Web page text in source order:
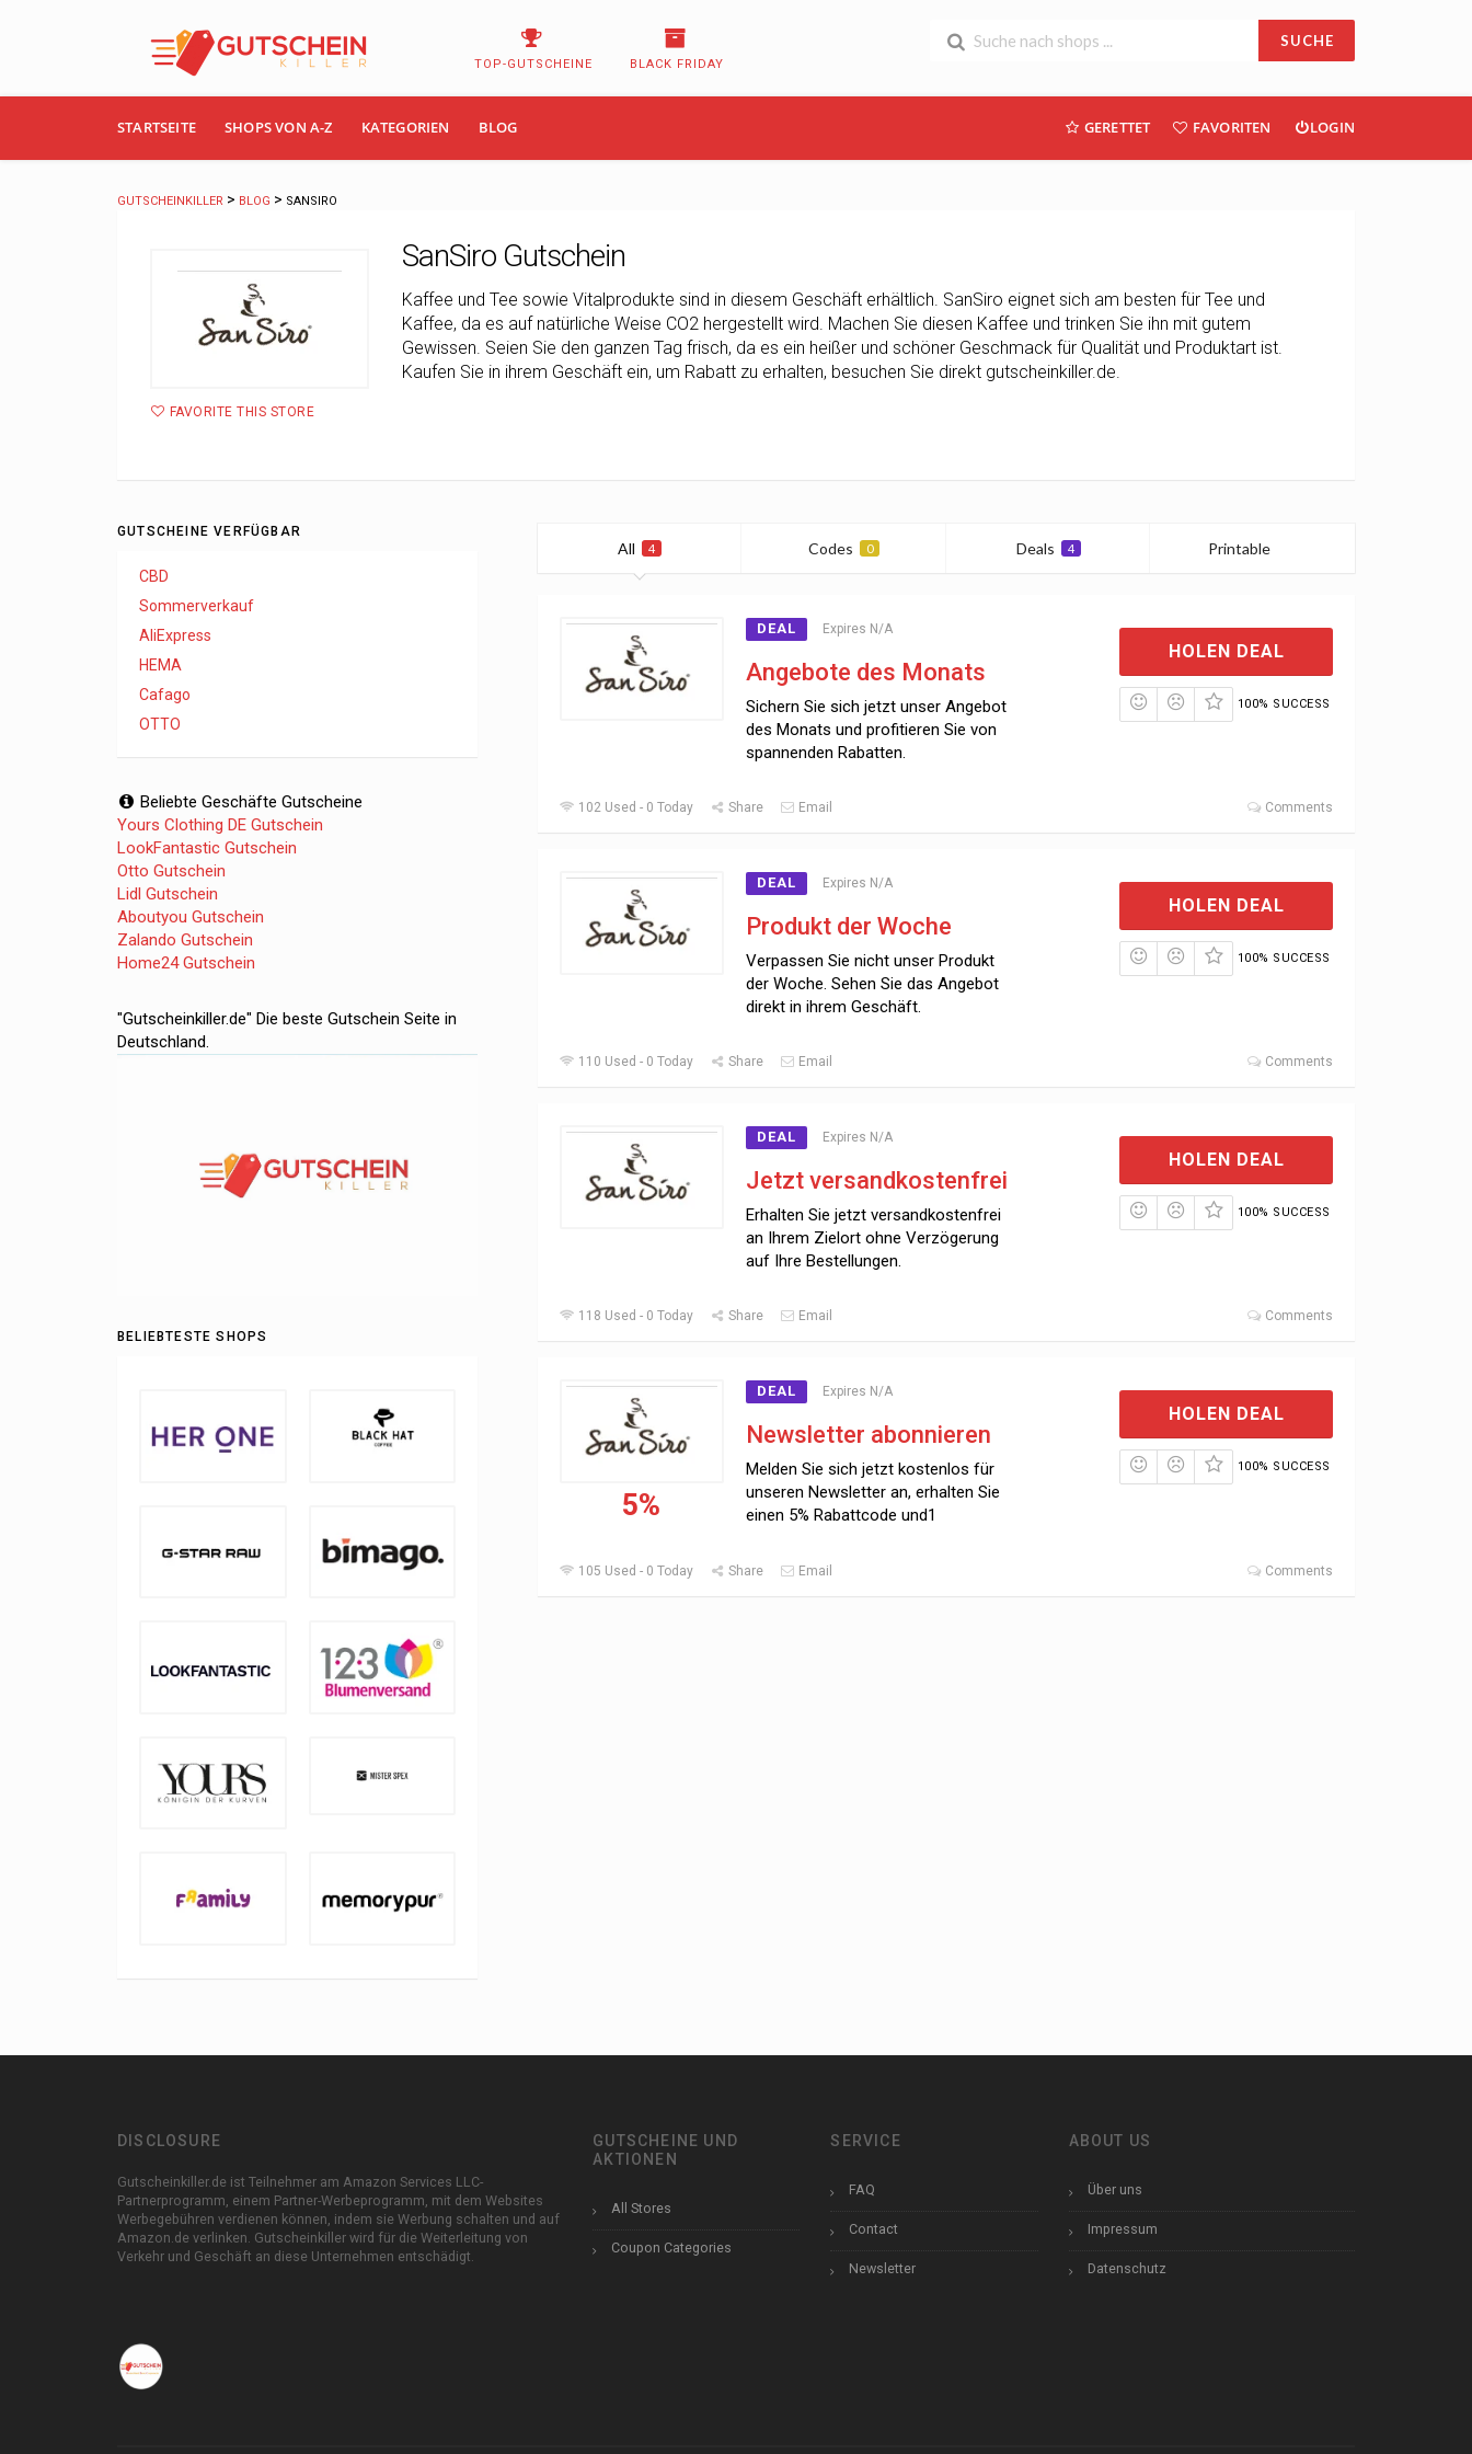
TOP-GUTSCHEINE BLACK FRIDAY
SUCHE
to
STARTSEITE SHOPS VON A-Z KATEGORIEN BLOG GERETTET FAVORITEN LOGIN
GUTSCHEINKILLER > BLOG > SANSIRO
FAVORITE THIS STORE
SanSiro Gutschein
Kaffee und Tee sowie Vitalprodukte sind in diesem Geschäft erhältlich. SanSiro ​​eignet sich am besten für Tee und
Kaffee, da es auf natürliche Weise CO2 hergestellt wird. Machen Sie diesen Kaffee und trinken Sie ihn mit gutem
Gewissen. Seien Sie den ganzen Tag frisch, da es ein heißer und schöner Geschmack für Qualität und Produktart ist.
Kaufen Sie in ihrem Geschäft ein, um Rabatt zu erhalten, besuchen Sie direkt gutscheinkiller.de.
All 4 Codes 0 Deals 4 Printable
DEAL Expires N/A
Angebote des Monats
Sichern Sie sich jetzt unser Angebot
des Monats und profitieren Sie von
spannenden Rabatten.
HOLEN DEAL
100% SUCCESS
102 Used - 0 Today Share Email Comments
DEAL Expires N/A
Produkt der Woche
Verpassen Sie nicht unser Produkt
der Woche. Sehen Sie das Angebot
direkt in ihrem Geschäft.
HOLEN DEAL
100% SUCCESS
110 Used - 0 Today Share Email Comments
DEAL Expires N/A
Jetzt versandkostenfrei
Erhalten Sie jetzt versandkostenfrei
an Ihrem Zielort ohne Verzögerung
auf Ihre Bestellungen.
HOLEN DEAL
100% SUCCESS
118 Used - 0 Today Share Email Comments
5%
DEAL Expires N/A
Newsletter abonnieren
Melden Sie sich jetzt kostenlos für
unseren Newsletter an, erhalten Sie
einen 5% Rabattcode und1
HOLEN DEAL
100% SUCCESS
105 Used - 0 Today Share Email Comments
GUTSCHEINE VERFÜGBAR
CBD
Sommerverkauf
AliExpress
HEMA
Cafago
OTTO
Beliebte Geschäfte Gutscheine
Yours Clothing DE Gutschein
LookFantastic Gutschein
Otto Gutschein
Lidl Gutschein
Aboutyou Gutschein
Zalando Gutschein
Home24 Gutschein
"Gutscheinkiller.de" Die beste Gutschein Seite in
Deutschland.
BELIEBTESTE SHOPS
DISCLOSURE
Gutscheinkiller.de ist Teilnehmer am Amazon Services LLC-
Partnerprogramm, einem Partner-Werbeprogramm, mit dem Websites
Werbegebühren verdienen können, indem sie Werbung schalten und auf
Amazon.de verlinken. Gutscheinkiller wird für die Weiterleitung von
Verkehr und Geschäft an diese Unternehmen entschädigt.
GUTSCHEINE UND
AKTIONEN
All Stores
Coupon Categories
SERVICE
FAQ
Contact
Newsletter
ABOUT US
Über uns
Impressum
Datenschutz